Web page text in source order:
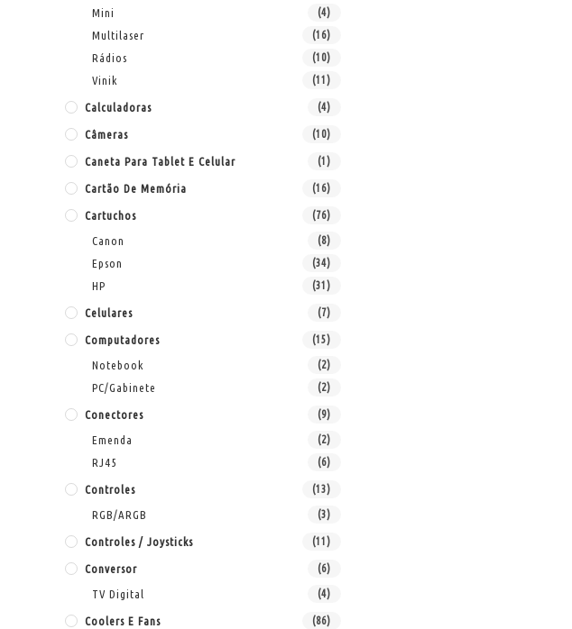
Mini (4)
Multilaser (16)
Rádios (10)
Vinik (11)
Calculadoras (4)
Câmeras (10)
Caneta Para Tablet E Celular (1)
Cartão De Memória (16)
Cartuchos (76)
Canon (8)
Epson (34)
HP (31)
Celulares (7)
Computadores (15)
Notebook (2)
PC/Gabinete (2)
Conectores (9)
Emenda (2)
RJ45 (6)
Controles (13)
RGB/ARGB (3)
Controles / Joysticks (11)
Conversor (6)
TV Digital (4)
Coolers E Fans (86)